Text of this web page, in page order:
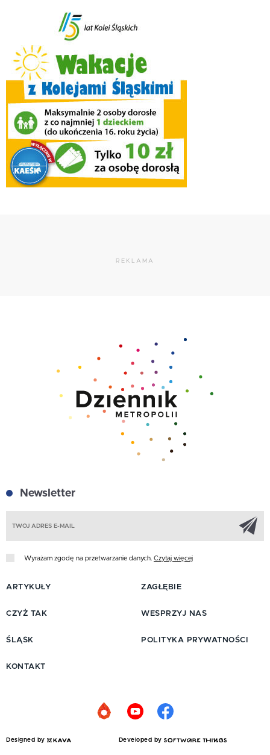
REKLAMA
Newsletter
Wyrażam zgodę na przetwarzanie danych. Czytaj więcej
ARTYKUŁY
CZYŻ TAK
ŚLĄSK
ZAGŁĘBIE
WESPRZYJ NAS
POLITYKA PRYWATNOŚCI
KONTAKT
Designed by Developed by